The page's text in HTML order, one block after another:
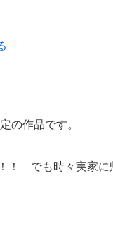
の作品です。
！ でも時々実家に